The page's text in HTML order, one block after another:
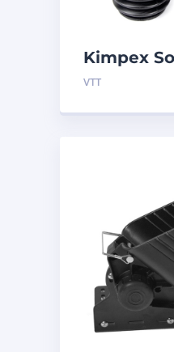
Kimpex
crémaillère
VTT